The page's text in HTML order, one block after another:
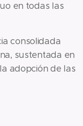
en todas las
consolidada
sustentada en
adopción de las